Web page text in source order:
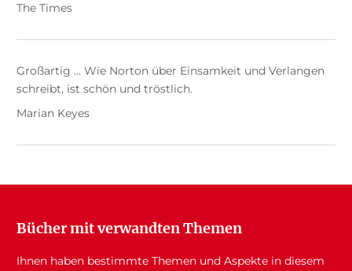
The Times
Großartig ... Wie Norton über Einsamkeit und Verlangen
schreibt, ist schön und tröstlich.
Marian Keyes
Bücher mit verwandten Themen
Ihnen haben bestimmte Themen und Aspekte in diesem